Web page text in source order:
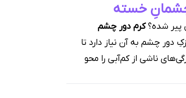
چشمانِ خسته
پیر شده؟کرم دور چشم
دور چشم به آن نیاز دارد تا
ناشی از کم‌آبی را محو